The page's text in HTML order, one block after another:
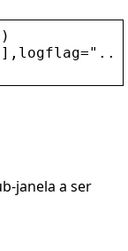
logflag=" ..
janela a ser